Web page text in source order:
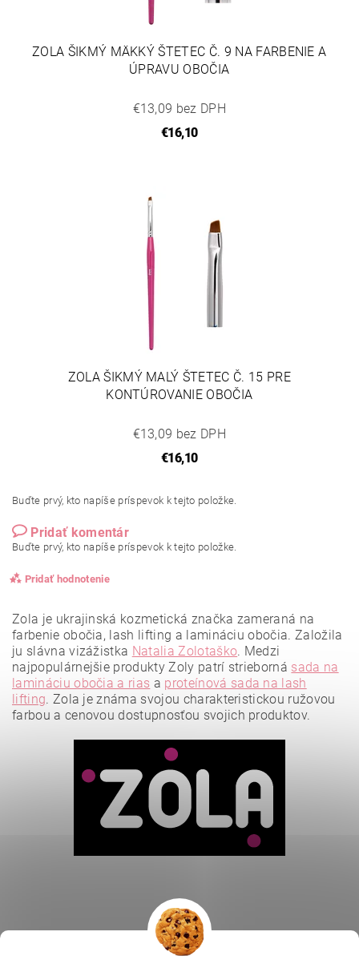
ZOLA ŠIKMÝ MÄKKÝ ŠTETEC Č. 9 NA FARBENIE A
ÚPRAVU OBOČIA
€13,09 bez DPH
€16,10
ZOLA ŠIKMÝ MALÝ ŠTETEC Č. 15 PRE
KONTÚROVANIE OBOČIA
€13,09 bez DPH
€16,10
Buďte prvý, kto napíše príspevok k tejto položke.
Pridať komentár
Buďte prvý, kto napíše príspevok k tejto položke.
Pridať hodnotenie
Vložením hodnotenie súhlasíte s podmienkami ochrany
Zola je ukrajinská kozmetická značka zameraná na
farbenie obočia, lash lifting a lamináciu obočia. Založila
ju slávna vizážistka Natalia Zolotaško. Medzi
najpopulárnejšie produkty Zoly patrí strieborná sada na
lamináciu obočia a rias a proteínová sada na lash
lifting. Zola je známa svojou charakteristickou ružovou
farbou a cenovou dostupnosťou svojich produktov.